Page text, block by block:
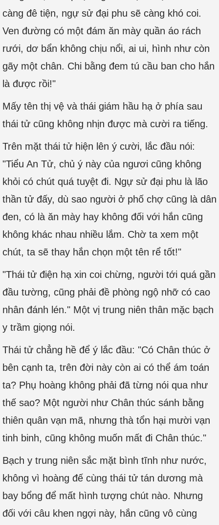
càng đê tiện, ngự sử đại phu sẽ càng khó coi.
Ven đường có một đám ăn mày quần áo rách
rưới, dơ bẩn không chịu nổi, ai ui, hình như còn
gãy một chân. Chi bằng đem tú cầu ban cho hắn
là được rồi!"
Mấy tên thị vệ và thái giám hầu hạ ở phía sau
thái tử cũng không nhịn được mà cười ra tiếng.
Trên mặt thái tử hiện lên ý cười, lắc đầu nói:
"Tiểu An Tử, chủ ý này của ngươi cũng không
khỏi có chút quá tuyệt đi. Ngự sử đại phu là lão
thần tử đấy, dù sao người ở phố chợ cũng là dân
đen, có là ăn mày hay không đối với hắn cũng
không khác nhau nhiều lắm. Chờ ta xem một
chút, ta sẽ thay hắn chọn một tên rể tốt!"
"Thái tử điện hạ xin coi chừng, người tới quá gần
đầu tường, cũng phải đề phòng ngộ nhỡ có cao
nhân đánh lén." Một vị trung niên thân mặc bạch
y trầm giọng nói.
Thái tử chẳng hề để ý lắc đầu: "Có Chân thúc ở
bên cạnh ta, trên đời này còn ai có thể ám toán
ta? Phụ hoàng không phải đã từng nói qua như
thế sao? Một người như Chân thúc sánh bằng
thiên quân vạn mã, nhưng thà tổn hại mười vạn
tinh binh, cũng không muốn mất đi Chân thúc."
Bạch y trung niên sắc mặt bình tĩnh như nước,
không vì hoàng đế cùng thái tử tán dương mà
bay bổng để mất hình tượng chút nào. Nhưng
đối với câu khen ngợi này, hắn cũng vô cùng